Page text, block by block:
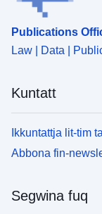
Publications
Law | Data |
Kuntatt
Ikkuntattja lit-tim
Abbona fin-
Segwina fuq